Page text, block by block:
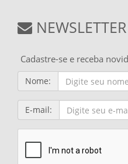
NEWSLETTER
Cadastre-se e receba
Nome:
E-mail: